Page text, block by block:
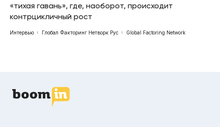
«тихая гавань», где, наоборот, происходит
контрцикличный рост
Интервью Глобал Факторинг Нетворк Рус Global Factoring Network